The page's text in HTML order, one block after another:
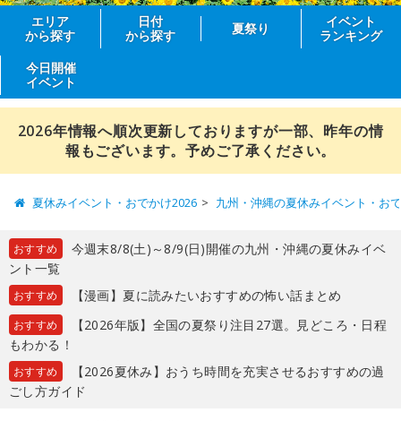
エリア
から探す
日付
から探す
夏祭り
イベント
ランキング
今日開催
イベント
2026年情報へ順次更新しておりますが一部、昨年の情
報もございます。予めご了承ください。
夏休みイベント・おでかけ2026 九州・沖縄の夏休みイベント・お
おすすめ
今週末8/8(土)～8/9(日)開催の九州・沖縄の夏休みイベ
ント一覧
おすすめ 【漫画】夏に読みたいおすすめの怖い話まとめ
おすすめ
【2026年版】全国の夏祭り注目27選。見どころ・日程
もわかる！
おすすめ
【2026夏休み】おうち時間を充実させるおすすめの過
ごし方ガイド